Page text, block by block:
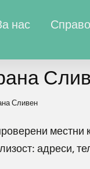
нас
Сливен
адреси,